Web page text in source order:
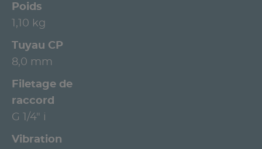
Poids
1,10 kg
Tuyau CP
8,0 mm
Filetage de
raccord
G 1/4" i
Vibration